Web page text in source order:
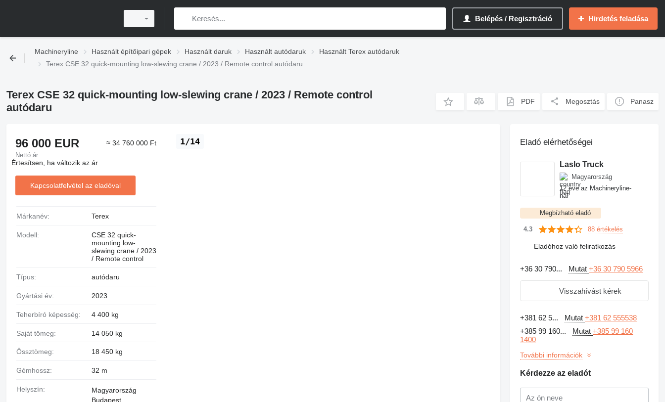
Belépés / Regisztráció Hirdetés feladása
Machineryline Használt építőipari gépek Használt daruk Használt autódaruk
Használt Terex autódaruk
Terex CSE 32 quick-mounting low-slewing crane / 2023 / Remote control autódaru
Terex CSE 32 quick-mounting low-slewing crane / 2023 / Remote control
autódaru
PDF Megosztás Panasz
1/14
96 000 EUR
Nettó ár
≈ 34 760 000 Ft
Értesítsen, ha változik az ár
Kapcsolatfelvétel az eladóval
Márkanév: Terex
Modell:
CSE 32 quick-
mounting low-
slewing crane / 2023
/ Remote control
Típus: autódaru
Gyártási év: 2023
Teherbíró képesség: 4 400 kg
Saját tömeg: 14 050 kg
Össztömeg: 18 450 kg
Gémhossz: 32 m
Helyszín:
Magyarország
Budapest
Eladó elérhetőségei
Laslo Truck
Magyarország
12 éve az Machineryline-
nál
Megbízható eladó
4.3 88 értékelés
Eladóhoz való feliratkozás
+36 30 790... Mutat+36 30 790 5966
Visszahívást kérek
+381 62 5... Mutat+381 62 555538
+385 99 160...
Mutat+385 99 160
1400
További információk
Kérdezze az eladót